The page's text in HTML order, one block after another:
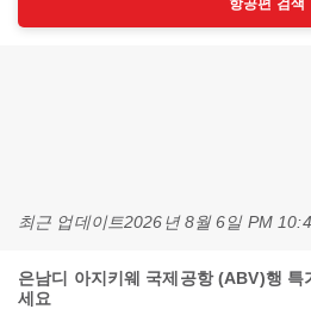
최근 업데이트2026년 8월 6일 PM
은남디 아지키웨 국제공항 (ABV)행 특
세요